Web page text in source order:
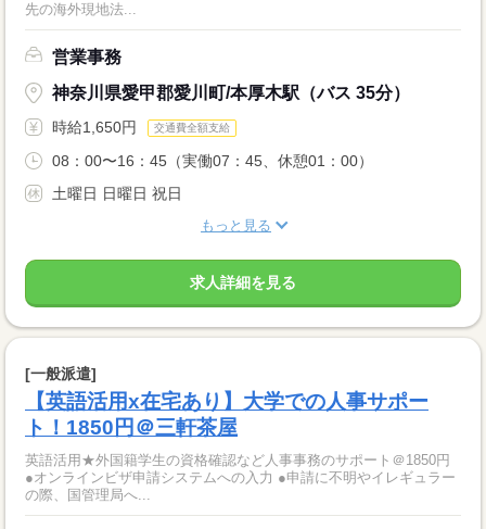
先の海外現地法...
営業事務
神奈川県愛甲郡愛川町/本厚木駅（バス 35分）
時給1,650円 交通費全額支給
08：00〜16：45（実働07：45、休憩01：00）
土曜日 日曜日 祝日
もっと見る
求人詳細を見る
[一般派遣]
【英語活用x在宅あり】大学での人事サポー
ト！1850円＠三軒茶屋
英語活用★外国籍学生の資格確認など人事事務のサポート＠1850円
●オンラインビザ申請システムへの入力 ●申請に不明やイレギュラー
の際、国管理局へ...